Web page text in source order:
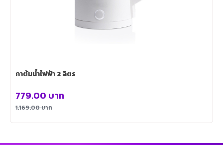
กาต้มน้ำไฟฟ้า 2 ลิตร
1,169.00บาท
779.00 บาท